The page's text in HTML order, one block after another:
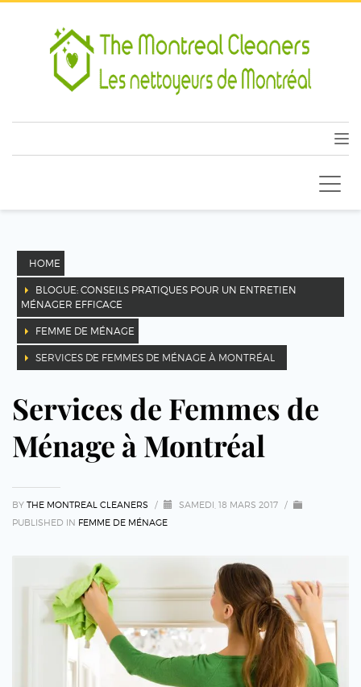
HOME
BLOGUE: CONSEILS PRATIQUES POUR UN ENTRETIEN
MÉNAGER EFFICACE
FEMME DE MÉNAGE
SERVICES DE FEMMES DE MÉNAGE À MONTRÉAL
Services de Femmes de
Ménage à Montréal
BY THE MONTREAL CLEANERS / SAMEDI, 18 MARS 2017
/
PUBLISHED IN FEMME DE MÉNAGE